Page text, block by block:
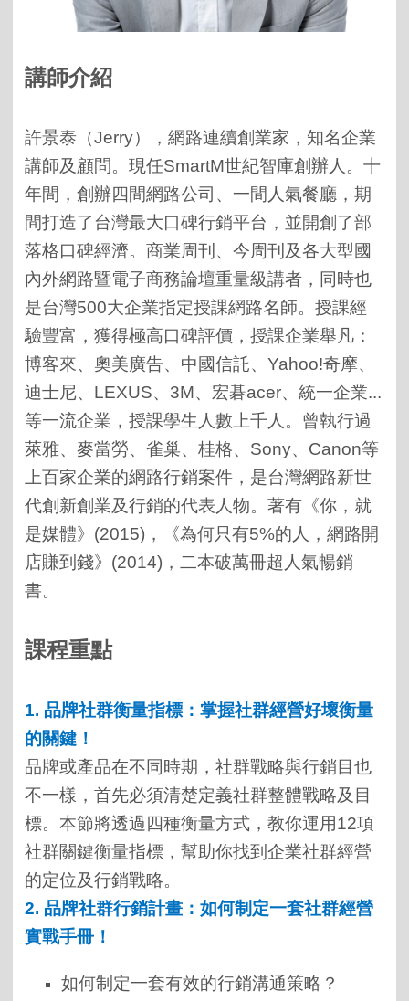
講師介紹
許景泰（Jerry），網路連續創業家，知名企業
講師及顧問。現任SmartM世紀智庫創辦人。十
年間，創辦四間網路公司、一間人氣餐廳，期
間打造了台灣最大口碑行銷平台，並開創了部
落格口碑經濟。商業周刊、今周刊及各大型國
內外網路暨電子商務論壇重量級講者，同時也
是台灣500大企業指定授課網路名師。授課經
驗豐富，獲得極高口碑評價，授課企業舉凡 ：
博客來、奧美廣告、中國信託、Yahoo!奇摩、
迪士尼、 LEXUS、 3M、宏碁acer、統一企業...
等一流企業，授課學生人數上千人。曾執行過
萊雅、麥當勞、雀巢、桂格、 Sony、 Canon等
上百家企業的網路行銷案件，是台灣網路新世
代創新創業及行銷的代表人物。著有《你，就
是媒體》 (2015) ，《為何只有5%的人，網路開
店賺到錢》 (2014) ，二本破萬冊超人氣暢銷
書。
課程重點
1. 品牌社群衡量指標：掌握社群經營好壞衡量
的關鍵！
品牌或產品在不同時期，社群戰略與行銷目也
不一樣，首先必須清楚定義社群整體戰略及目
標。本節將透過四種衡量方式，教你運用12項
社群關鍵衡量指標，幫助你找到企業社群經營
的定位及行銷戰略。
2. 品牌社群行銷計畫：如何制定一套社群經營
實戰手冊！
如何制定一套有效的行銷溝通策略？